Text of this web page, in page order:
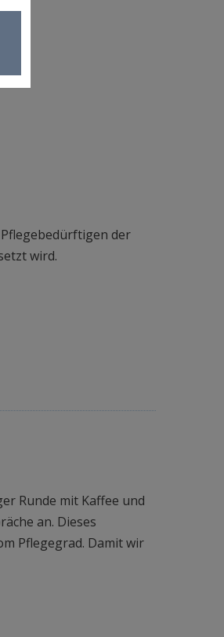
Pflegebedürftigen der
wird.
Runde mit Kaffee und
an. Dieses
Pflegegrad. Damit wir